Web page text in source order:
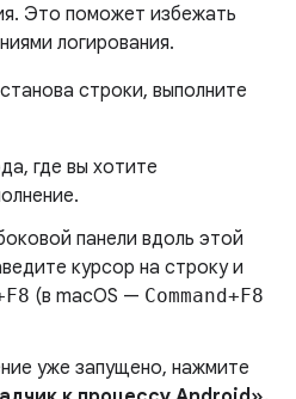
Это поможет избежать
логирования.
строки, выполните
где вы хотите
панели вдоль этой
курсор на строку и
(в macOS — Command+F8
уже запущено, нажмите